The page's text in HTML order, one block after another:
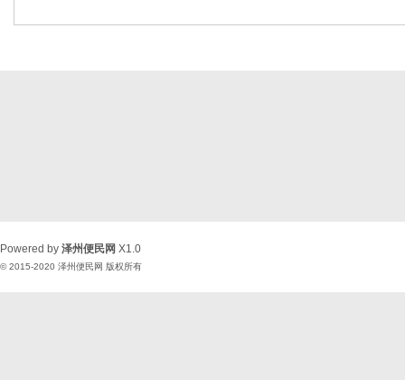
Powered by 泽州便民网 X1.0
© 2015-2020 泽州便民网 版权所有